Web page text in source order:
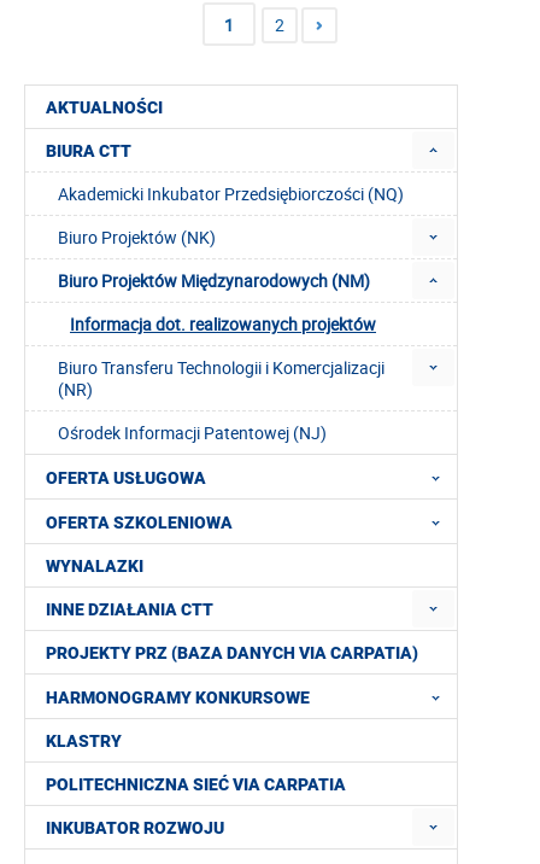
AKTUALNOŚCI
BIURA CTT
Akademicki Inkubator Przedsiębiorczości (NQ)
Biuro Projektów (NK)
Biuro Projektów Międzynarodowych (NM)
Informacja dot. realizowanych projektów
Biuro Transferu Technologii i Komercjalizacji
(NR)
Ośrodek Informacji Patentowej (NJ)
OFERTA USŁUGOWA
OFERTA SZKOLENIOWA
WYNALAZKI
INNE DZIAŁANIA CTT
PROJEKTY PRZ (BAZA DANYCH VIA CARPATIA)
HARMONOGRAMY KONKURSOWE
KLASTRY
POLITECHNICZNA SIEĆ VIA CARPATIA
INKUBATOR ROZWOJU
1 2